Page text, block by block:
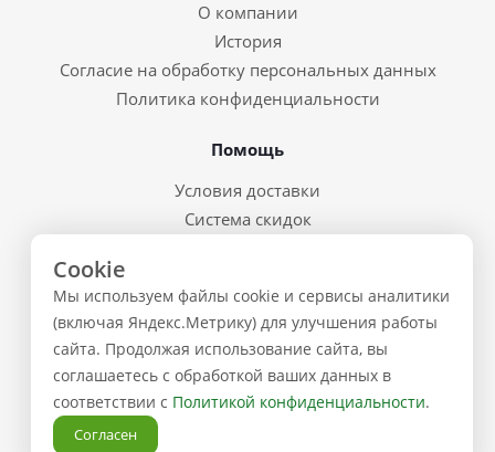
О компании
История
Согласие на обработку персональных данных
Политика конфиденциальности
Помощь
Условия доставки
Система скидок
Предварительные заказы
Контакты
Cookie
Мы используем файлы cookie и сервисы аналитики
(включая Яндекс.Метрику) для улучшения работы
сайта. Продолжая использование сайта, вы
соглашаетесь с обработкой ваших данных в
соответствии с Политикой конфиденциальности.
Согласен